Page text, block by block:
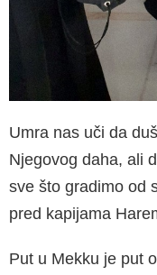
Umra nas uči da
Njegovog daha, ali
sve što gradimo od
pred kapijama
Put u Mekku je put